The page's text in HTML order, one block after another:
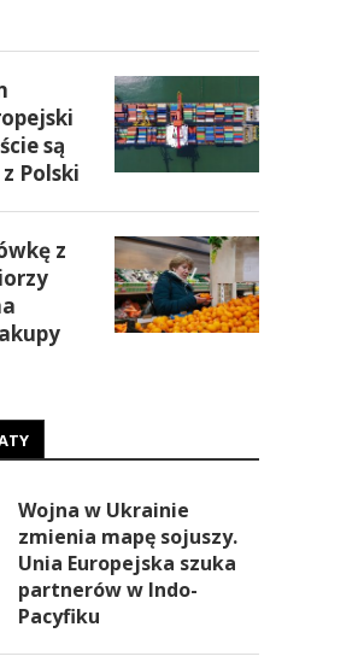
są
Polski
z
Wojna w Ukrainie
zmienia mapę sojuszy.
Unia Europejska szuka
partnerów w Indo-
Pacyfiku